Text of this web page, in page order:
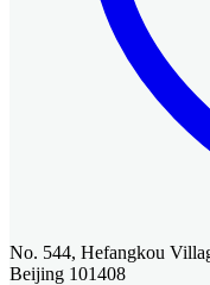
No. 544, Hefangkou
Beijing 101408